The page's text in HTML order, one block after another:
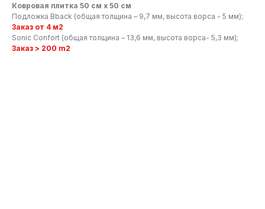
Ковровая плитка 50 см x 50 см
Подложка Bback (общая толщина – 9,7 мм, высота ворса - 5 мм);
Заказ от 4 м2
Sonic Confort (общая толщина – 13,6 мм, высота ворса- 5,3 мм);
Заказ > 200 m2